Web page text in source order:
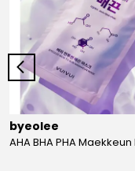
byeolee